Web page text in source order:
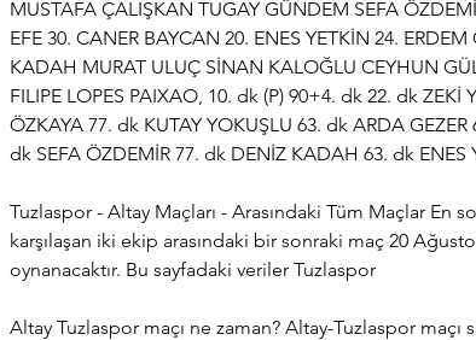
MUSTAFA ÇALIŞKAN TUGAY GÜNDEM SEFA
EFE 30. CANER BAYCAN 20. ENES YETKİN 24.
KADAH MURAT ULUÇ SİNAN KALOĞLU CEYHUN
FILIPE LOPES PAIXAO, 10. dk (P) 90+4. dk 22. dk ZEKİ
ÖZKAYA 77. dk KUTAY YOKUŞLU 63. dk ARDA GEZER
dk SEFA ÖZDEMİR 77. dk DENİZ KADAH 63. dk ENES
Tuzlaspor - Altay Maçları - Arasındaki Tüm Maçlar En
karşılaşan iki ekip arasındaki bir sonraki maç 20
oynanacaktır. Bu sayfadaki veriler Tuzlaspor
Altay Tuzlaspor maçı ne zaman? Altay-Tuzlaspor